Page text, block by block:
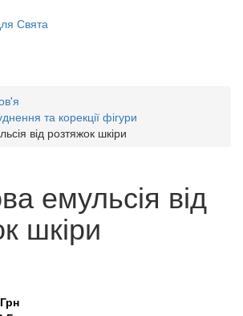
Свята
та корекції фігури
від розтяжок шкіри
емульсія від
шкіри